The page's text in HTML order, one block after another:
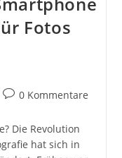
Fotos
Beitrags-
0 Kommentare
Die Revolution
hat sich in